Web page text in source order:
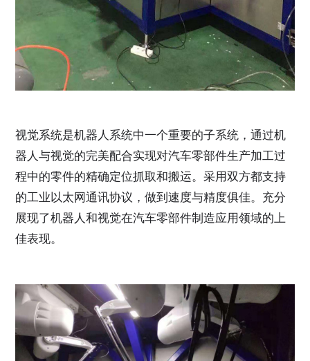
视觉系统是机器人系统中一个重要的子系统，通过机
器人与视觉的完美配合实现对汽车零部件生产加工过
程中的零件的精确定位抓取和搬运。采用双方都支持
的工业以太网通讯协议，做到速度与精度俱佳。充分
展现了机器人和视觉在汽车零部件制造应用领域的上
佳表现。